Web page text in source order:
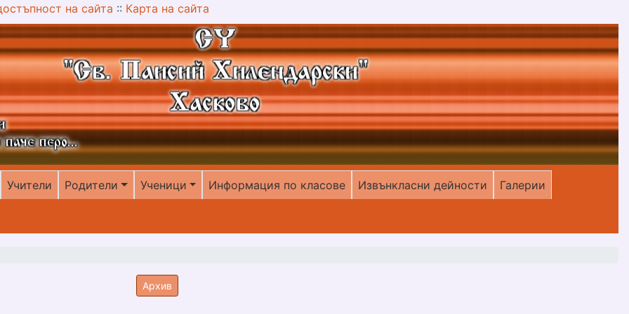
на сайта :: Карта на сайта
Учители Родители Ученици Информация по класове Извънкласни дейности Галерии
Архив